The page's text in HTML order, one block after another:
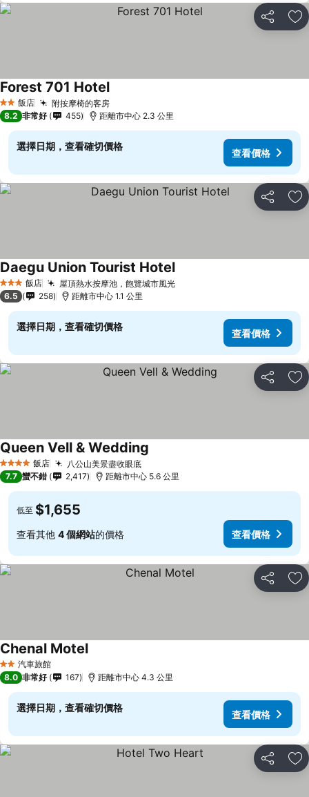
分享 加
2 星級飯店 附按摩椅的客房
Forest 701 Hotel
8.2 非常好 455 距離市中心 2.3 公里
選擇日期，查看確切價格
查看價格
分享 加
3 星級 飯店 屋頂熱水按摩池，飽覽城市風光
Daegu Union Tourist Hotel
6.5 258 距離市中心 1.1 公里
選擇日期，查看確切價格
查看價格
分享 加
4 星級 飯店 八公山美景盡收眼底
Queen Vell & Wedding
7.7 蠻不錯 2,417 距離市中心 5.6 公里
低至 $1,655
查看其他 4 個網站的價格 查看價格
分享 加
2 星級汽車旅館
Chenal Motel
8.0 非常好 167 距離市中心 4.3 公里
選擇日期，查看確切價格
查看價格
分享 加